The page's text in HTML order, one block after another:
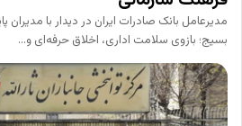
مدیرعامل بانک صادرات ایران در دیدار با
بسیج؛ بازوی سلامت اداری، اخلاق حرفه‌ای و…